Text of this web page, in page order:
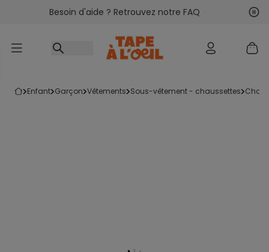
Accéder au contenu
Besoin d'aide ? Retrouvez notre FAQ
enfant garçon vêtements sous-vêtement - chaussettes